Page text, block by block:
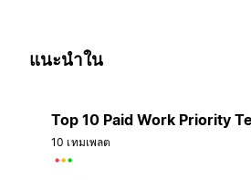
แนะนำใน
Top 10 Paid Work Priority
10 เทมเพลต